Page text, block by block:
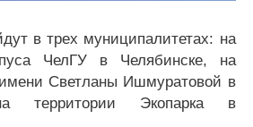
в трех муниципалитетах: на
ЧелГУ в Челябинске, на
Светланы Ишмуратовой в
территории Экопарка в